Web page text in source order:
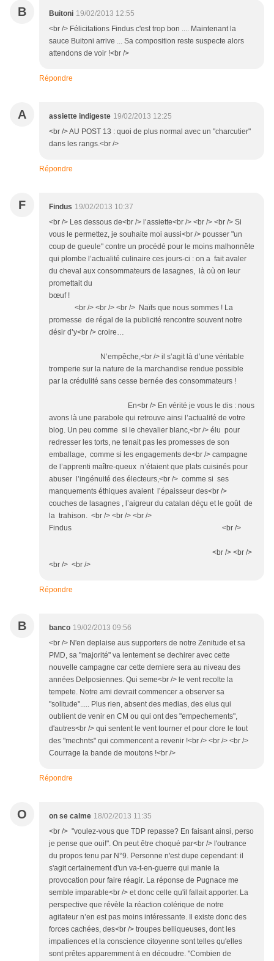
B Buitoni 19/02/2013 12:55
<br /> Félicitations Findus c'est trop bon .... Maintenant la
sauce Buitoni arrive ... Sa composition reste suspecte alors
attendons de voir !<br />
Répondre
A assiette indigeste 19/02/2013 12:25
<br /> AU POST 13 : quoi de plus normal avec un "charcutier"
dans les rangs.<br />
Répondre
F Findus 19/02/2013 10:37
<br /> Les dessous de<br /> l’assiette<br /> <br /> <br /> Si
vous le permettez, je souhaite moi aussi<br /> pousser "un
coup de gueule" contre un procédé pour le moins malhonnête
qui plombe l’actualité culinaire ces jours-ci : on a fait avaler
du cheval aux consommateurs de lasagnes, là où on leur
promettait du
bœuf !
<br /> <br /> <br /> Naïfs que nous sommes ! La
promesse de régal de la publicité rencontre souvent notre
désir d’y<br /> croire…
N’empêche,<br /> il s’agit là d’une véritable
tromperie sur la nature de la marchandise rendue possible
par la crédulité sans cesse bernée des consommateurs !
En<br /> En vérité je vous le dis : nous
avons là une parabole qui retrouve ainsi l’actualité de votre
blog. Un peu comme si le chevalier blanc,<br /> élu pour
redresser les torts, ne tenait pas les promesses de son
emballage, comme si les engagements de<br /> campagne
de l’apprenti maître-queux n’étaient que plats cuisinés pour
abuser l’ingénuité des électeurs,<br /> comme si ses
manquements éthiques avaient l’épaisseur des<br />
couches de lasagnes , l’aigreur du catalan déçu et le goût de
la trahison. <br /> <br /> <br />
Findus <br />
<br /> <br />
<br /> <br />
Répondre
B banco 19/02/2013 09:56
<br /> N'en deplaise aus supporters de notre Zenitude et sa
PMD, sa "majorité" va lentement se dechirer avec cette
nouvelle campagne car cette derniere sera au niveau des
années Delposiennes. Qui seme<br /> le vent recolte la
tempete. Notre ami devrait commencer a observer sa
"solitude"..... Plus rien, absent des medias, des elus qui
oublient de venir en CM ou qui ont des "empechements",
d'autres<br /> qui sentent le vent tourner et pour clore le tout
des "mechnts" qui commencent a revenir !<br /> <br /> <br />
Courrage la bande de moutons !<br />
Répondre
O on se calme 18/02/2013 11:35
<br /> "voulez-vous que TDP repasse? En faisant ainsi, perso
je pense que oui!". On peut être choqué par<br /> l'outrance
du propos tenu par N°9. Personne n'est dupe cependant: il
s'agit certainement d'un va-t-en-guerre qui manie la
provocation pour faire réagir. La réponse de Pugnace me
semble imparable<br /> et donc celle qu'il fallait apporter. La
perspective que révèle la réaction colérique de notre
agitateur n’en est pas moins intéressante. Il existe donc des
forces cachées, des<br /> troupes belliqueuses, dont les
impatiences et la conscience citoyenne sont telles qu'elles
sont prêtes apparemment à en découdre. "Combien de